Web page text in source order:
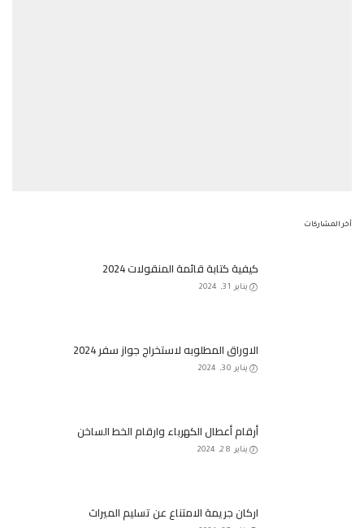
آخر المشاركات
كيفية كتابة قائمة المنقولات 2024
يناير 31, 2024
الاوراق المطلوبه لاستخراج جواز سفر 2024
يناير 30, 2024
أرقام أعطال الكهرباء وارقام الخط الساخن
يناير 28, 2024
اركان جريمة الامتناع عن تسليم الميراث